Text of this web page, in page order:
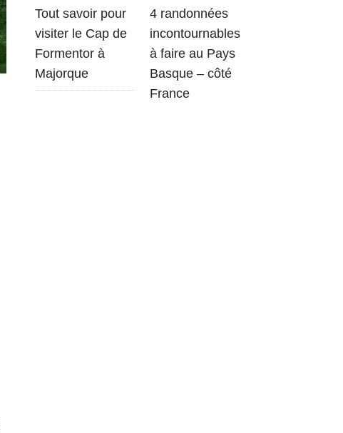
Tout savoir pour
visiter le Cap de
Formentor à
Majorque
4 randonnées
incontournables
à faire au Pays
Basque – côté
France